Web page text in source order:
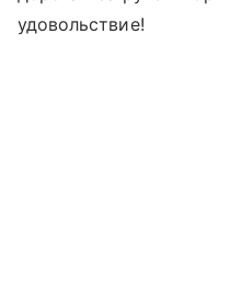
удовольствие!